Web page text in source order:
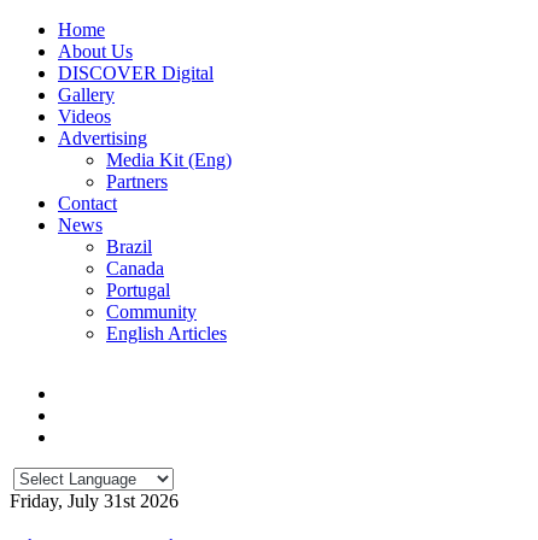
Home
About Us
DISCOVER Digital
Gallery
Videos
Advertising
Media Kit (Eng)
Partners
Contact
News
Brazil
Canada
Portugal
Community
English Articles
Friday, July 31st 2026